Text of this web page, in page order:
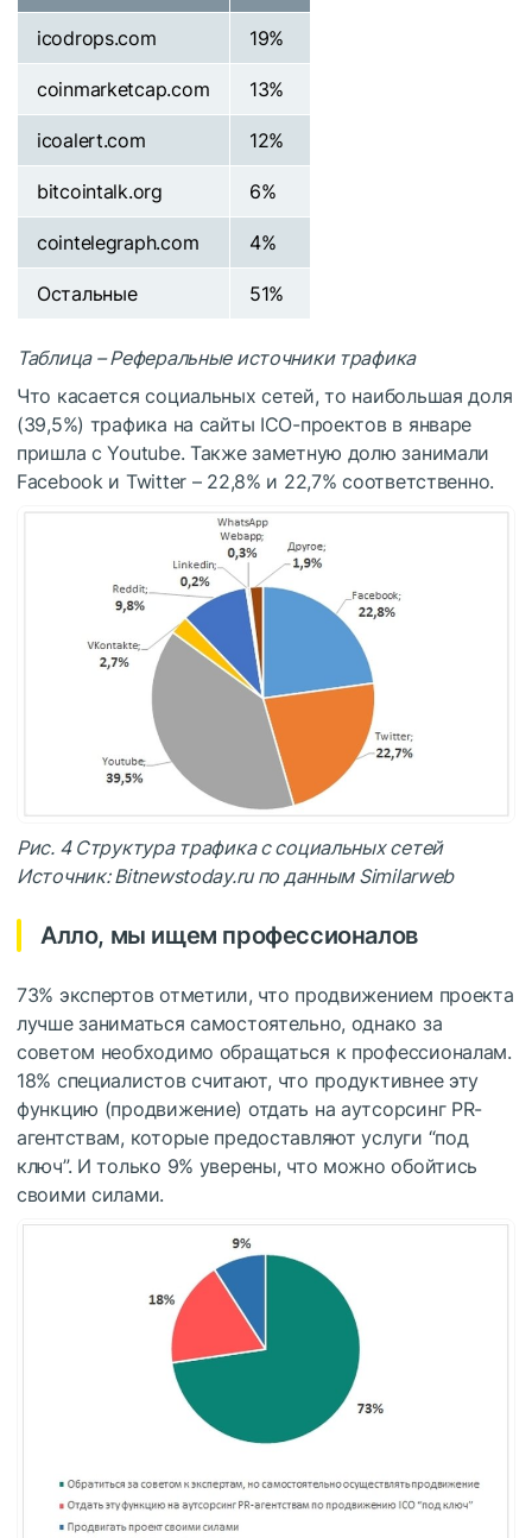
icodrops.com 19%
coinmarketcap.com 13%
icoalert.com 12%
bitcointalk.org 6%
cointelegraph.com 4%
Остальные 51%
Таблица – Реферальные источники трафика
Что касается социальных сетей, то наибольшая доля
(39,5%) трафика на сайты ICO-проектов в январе
пришла с Youtube. Также заметную долю занимали
Facebook и Twitter – 22,8% и 22,7% соответственно.
Рис. 4 Структура трафика с социальных сетей
Источник: Bitnewstoday.ru по данным Similarweb
Алло, мы ищем профессионалов
73% экспертов отметили, что продвижением проекта
лучше заниматься самостоятельно, однако за
советом необходимо обращаться к профессионалам.
18% специалистов считают, что продуктивнее эту
функцию (продвижение) отдать на аутсорсинг PR-
агентствам, которые предоставляют услуги “под
ключ”. И только 9% уверены, что можно обойтись
своими силами.